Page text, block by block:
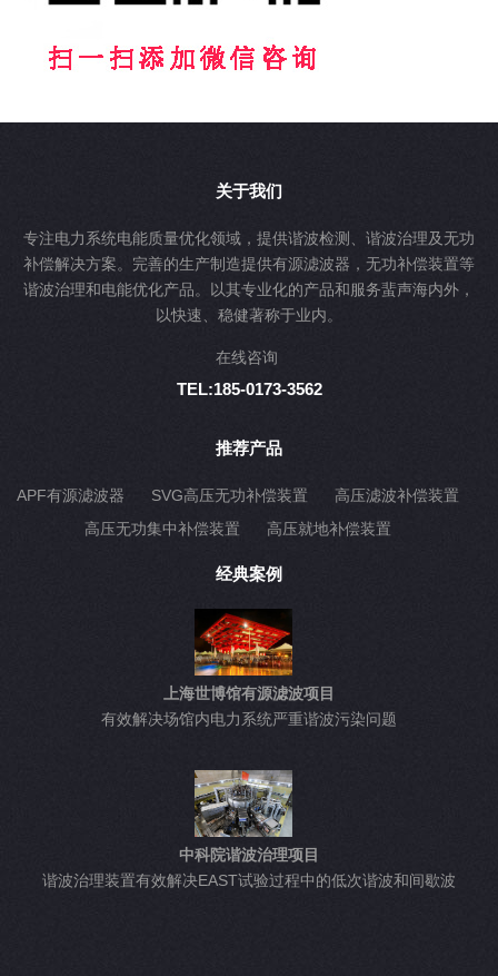
关于我们
专注电力系统电能质量优化领域，提供谐波检测、谐波治理及无功
补偿解决方案。完善的生产制造提供有源滤波器，无功补偿装置等
谐波治理和电能优化产品。以其专业化的产品和服务蜚声海内外，
以快速、稳健著称于业内。
在线咨询
TEL:185-0173-3562
推荐产品
APF有源滤波器 SVG高压无功补偿装置
高压滤波补偿装置
高压无功集中补偿装置
高压就地补偿装置
经典案例
上海世博馆有源滤波项目
有效解决场馆内电力系统严重谐波污染问题
中科院谐波治理项目
谐波治理装置有效解决EAST试验过程中的低次谐波和间歇波